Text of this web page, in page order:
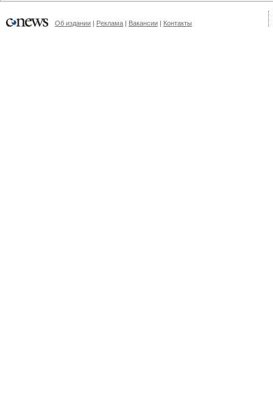
Об издании | Реклама | Вакансии | Контакты